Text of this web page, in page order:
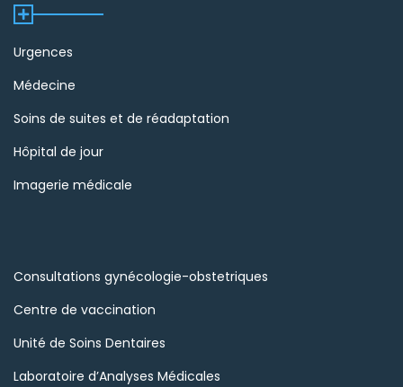
Urgences
Médecine
Soins de suites et de réadaptation
Hôpital de jour
Imagerie médicale
Consultations gynécologie-obstetriques
Centre de vaccination
Unité de Soins Dentaires
Laboratoire d’Analyses Médicales